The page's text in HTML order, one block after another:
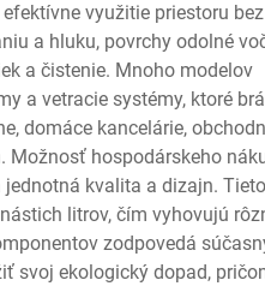
využitie priestoru bez
a hluku, povrchy odolné
a čistenie. Mnoho modelov
a vetracie systémy, ktoré
domáce kancelárie,
Možnosť hospodárskeho
kvalita a dizajn. Tieto
litrov, čím vyhovujú
zodpovedá
svoj ekologický dopad,